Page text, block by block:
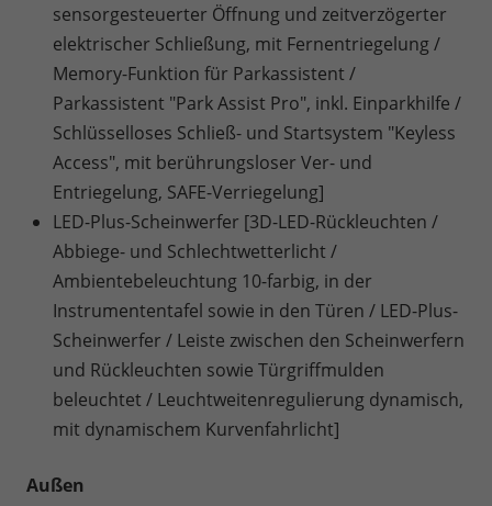
sensorgesteuerter Öffnung und zeitverzögerter
elektrischer Schließung, mit Fernentriegelung /
Memory-Funktion für Parkassistent /
Parkassistent "Park Assist Pro", inkl. Einparkhilfe /
Schlüsselloses Schließ- und Startsystem "Keyless
Access", mit berührungsloser Ver- und
Entriegelung, SAFE-Verriegelung]
LED-Plus-Scheinwerfer [3D-LED-Rückleuchten /
Abbiege- und Schlechtwetterlicht /
Ambientebeleuchtung 10-farbig, in der
Instrumententafel sowie in den Türen / LED-Plus-
Scheinwerfer / Leiste zwischen den Scheinwerfern
und Rückleuchten sowie Türgriffmulden
beleuchtet / Leuchtweitenregulierung dynamisch,
mit dynamischem Kurvenfahrlicht]
Außen